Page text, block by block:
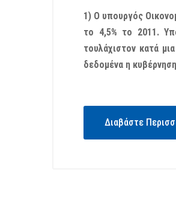
1) Ο υπουργός
το 4,5% το 2011.
τουλάχιστον κατά
δεδομένα η
Διαβάστε